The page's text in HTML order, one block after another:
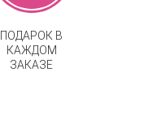
ПОДАРОК В
КАЖДОМ
ЗАКАЗЕ